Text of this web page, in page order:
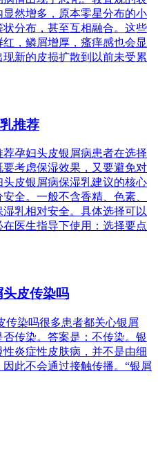
然增多，原本零星分布的小
分布，甚至互相融合。这些
，鳞屑增厚，瘙痒感也会显
新的皮损扩散到以前未受累
推荐
孕妇头皮银屑病患者在选择
考虑保湿效果，又要避免对
皮银屑病保湿乳建议的核心
全。一般不含香精、色素、
乳相对安全。具体选择可以
医生指导下使用：选择要点
皮传染吗
传染吗很多患者都关心银屑
传染。答案是：不传染。银
炎症性皮肤病，并不是由细
此不会通过接触传播。“银屑